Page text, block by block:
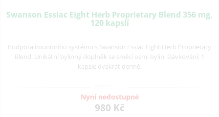
Swanson Essiac Eight Herb Proprietary Blend 356 mg,
120 kapslí
Podpora imunitního systému s Swanson Essiac Eight Herb Proprietary
Blend. Unikátní bylinný doplněk se směsí osmi bylin. Dávkování: 1
kapsle dvakrát denně.
Nyní nedostupné
980 Kč